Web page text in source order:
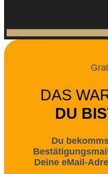
DAS
DU
Du
Deine eMail-